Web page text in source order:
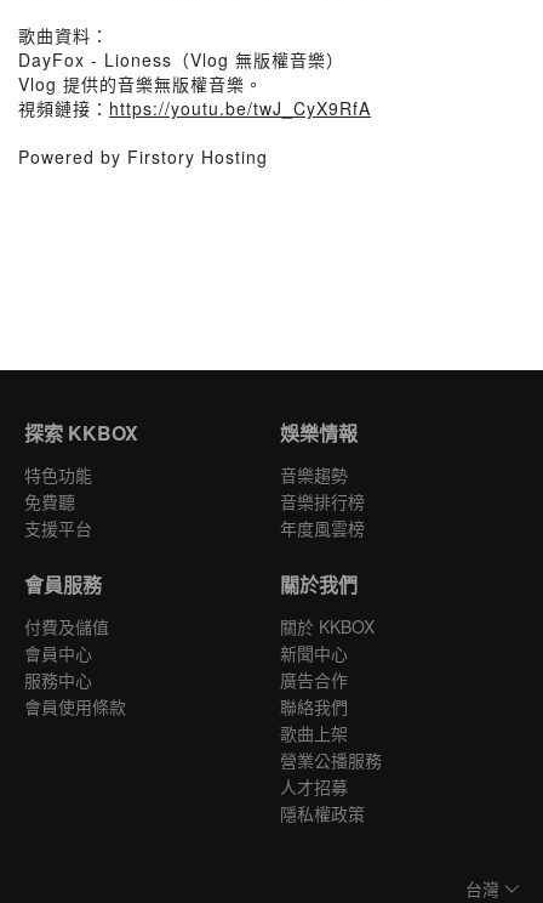
歌曲資料：
DayFox - Lioness（Vlog 無版權音樂）
Vlog 提供的音樂無版權音樂。
視頻鏈接： https://youtu.be/twJ_CyX9RfA
Powered by Firstory Hosting
探索 KKBOX
特色功能
免費聽
支援平台
娛樂情報
音樂趨勢
音樂排行榜
年度風雲榜
會員服務
付費及儲值
會員中心
服務中心
會員使用條款
關於我們
關於 KKBOX
新聞中心
廣告合作
聯絡我們
歌曲上架
營業公播服務
人才招募
隱私權政策
台灣